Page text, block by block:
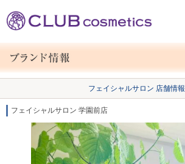
フェイシャルサロン 店舗情報
フェイシャルサロン 学園前店